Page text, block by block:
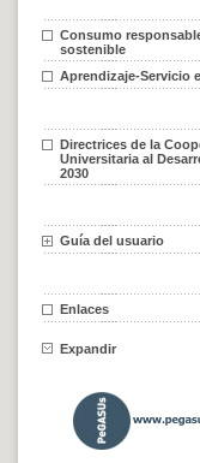
Consumo
sostenible
Aprendizaje-Servicio
Directrices de la
Universitaria al
2030
Guía del usuario
Enlaces
Expandir